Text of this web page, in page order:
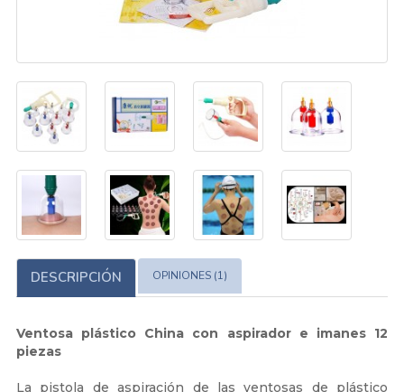
DESCRIPCIÓN OPINIONES (1)
Ventosa plástico China con aspirador e imanes 12
piezas
La pistola de aspiración de las ventosas de plástico